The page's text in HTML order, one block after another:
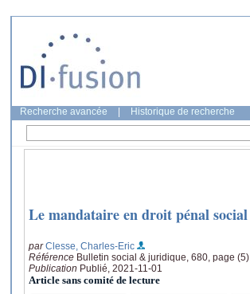
Recherche avancée Historique de recherche
Le mandataire en droit pénal social
parClesse, Charles-Eric
Référence Bulletin social & juridique, 680, page (5)
Publication Publié, 2021-11-01
Article sans comité de lecture